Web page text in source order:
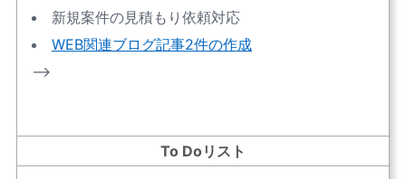
新規案件の見積もり依頼対応
WEB関連ブログ記事2件の作成
–>
To Doリスト